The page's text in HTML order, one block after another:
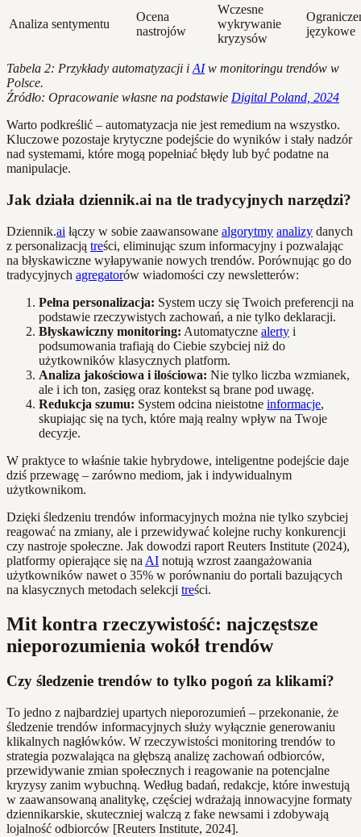
Analiza sentymentu
Ocena
nastrojów
Wczesne
wykrywanie
kryzysów
językowe
Tabela 2: Przykłady automatyzacji i AIw monitoringu trendów w
Polsce.
Źródło: Opracowanie własne na podstawie Digital Poland, 2024
Warto podkreślić – automatyzacja nie jest remedium na wszystko.
Kluczowe pozostaje krytyczne podejście do wyników i stały nadzór
nad systemami, które mogą popełniać błędy lub być podatne na
manipulacje.
Jak działa dziennik.ai na tle tradycyjnych narzędzi?
Dziennik.ai łączy w sobie zaawansowane algorytmy analizy danych
z personalizacją treści, eliminując szum informacyjny i pozwalając
na błyskawiczne wyłapywanie nowych trendów. Porównując go do
tradycyjnych agregatorów wiadomości czy newsletterów:
Pełna personalizacja: System uczy się Twoich preferencji na
podstawie rzeczywistych zachowań, a nie tylko deklaracji.
Błyskawiczny monitoring: Automatyczne alerty i
podsumowania trafiają do Ciebie szybciej niż do
użytkowników klasycznych platform.
Analiza jakościowa i ilościowa: Nie tylko liczba wzmianek,
ale i ich ton, zasięg oraz kontekst są brane pod uwagę.
Redukcja szumu: System odcina nieistotne informacje,
skupiając się na tych, które mają realny wpływ na Twoje
decyzje.
W praktyce to właśnie takie hybrydowe, inteligentne podejście daje
dziś przewagę – zarówno mediom, jak i indywidualnym
użytkownikom.
Dzięki śledzeniu trendów informacyjnych można nie tylko szybciej
reagować na zmiany, ale i przewidywać kolejne ruchy konkurencji
czy nastroje społeczne. Jak dowodzi raport Reuters Institute (2024),
platformy opierające się na AI notują wzrost zaangażowania
użytkowników nawet o 35% w porównaniu do portali bazujących
na klasycznych metodach selekcji treści.
Mit kontra rzeczywistość: najczęstsze
nieporozumienia wokół trendów
Czy śledzenie trendów to tylko pogoń za klikami?
To jedno z najbardziej upartych nieporozumień – przekonanie, że
śledzenie trendów informacyjnych służy wyłącznie generowaniu
klikalnych nagłówków. W rzeczywistości monitoring trendów to
strategia pozwalająca na głębszą analizę zachowań odbiorców,
przewidywanie zmian społecznych i reagowanie na potencjalne
kryzysy zanim wybuchną. Według badań, redakcje, które inwestują
w zaawansowaną analitykę, częściej wdrażają innowacyjne formaty
dziennikarskie, skuteczniej walczą z fake newsami i zdobywają
lojalność odbiorców [Reuters Institute, 2024].